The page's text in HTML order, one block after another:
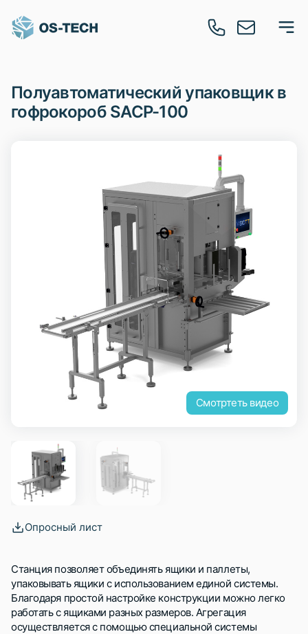
Полуавтоматический упаковщик в
гофрокороб SACP-100
Смотртеть видео
Опросный лист
Станция позволяет объединять ящики и паллеты,
упаковывать ящики с использованием единой системы.
Благодаря простой настройке конструкции можно легко
работать с ящиками разных размеров. Агрегация
осуществляется с помощью специальной системы